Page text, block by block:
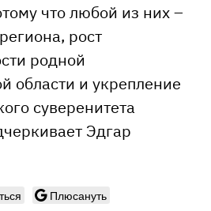
что любой из них –
рост
родной
области и укрепление
суверенитета
Эдгар
Плюсануть